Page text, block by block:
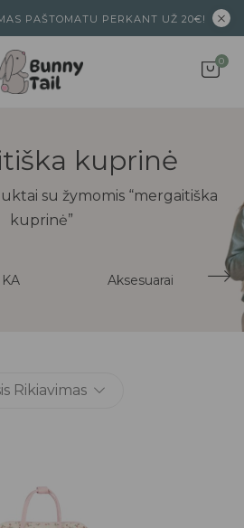
PAŠTOMATU PERKANT UŽ 20€!
0
kuprinė
su žymomis “mergaitiška
kuprinė”
Aksesuarai
Rikiavimas